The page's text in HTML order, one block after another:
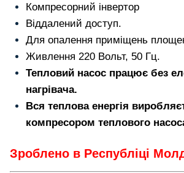
Компресорний інвертор
Віддалений доступ.
Для опалення приміщень
Живлення 220 Вольт, 50 Гц.
Тепловий насос працює без
нагрівача.
Вся теплова енергія
компресором теплового
Зроблено в Республіці